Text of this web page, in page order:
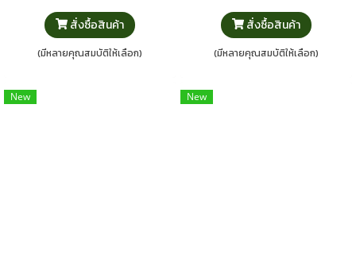
สั่งซื้อสินค้า
(มีหลายคุณสมบัติให้เลือก)
สั่งซื้อสินค้า
(มีหลายคุณสมบัติให้เลือก)
New New